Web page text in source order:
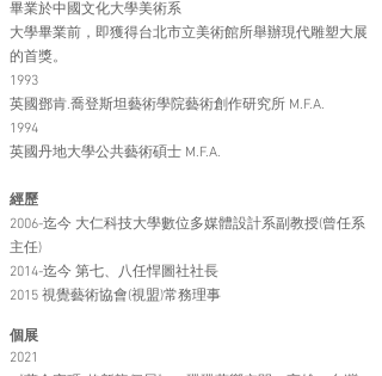
畢業於中國文化大學美術系
大學畢業前，即獲得台北市立美術館所舉辦現代雕塑大展
的首獎。
1993
英國鄧肯.喬登斯坦藝術學院藝術創作研究所 M.F.A.
1994
英國丹地大學公共藝術碩士 M.F.A.
經歷
2006-迄今 大仁科技大學數位多媒體設計系副教授(曾任系
主任)
2014-迄今 第七、八任悍圖社社長
2015 視覺藝術協會(視盟)常務理事
個展
2021